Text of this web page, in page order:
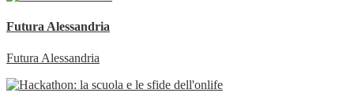
Futura Alessandria
Futura Alessandria